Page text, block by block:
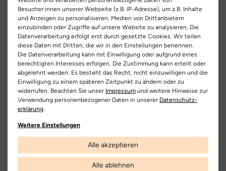
leicht gepolsterte Schaftabschluss bietet zusätzlichen Komfort.
Ein besonderes Highlight ist der Naturino Sand Effect, der die
natürliche Situation beim Laufen im Meeressand nachempfindet.
So unterstützt dieser Schuh optimal die Entwicklung des
Fußgewölbes und der Gelenke. Die herausnehmbare,
anatomische und antibakterielle Innensohle sorgt für Hygiene
und Komfort.
Dank der robusten, hochgezogenen Gummilaufsohle bietet
dieser Schuh sicheren Halt bei den ersten Schritten. Vertraue
kleinen Abenteurer.
Artikel-ID: 26789
Artikel-Nr.: 333600001
Schuhart: Schnürschuh/Klettschuh
Bezeichnung: Naturino Cocoon
Obermaterial: Glattleder
Innenfutter:
Decksohle: Leder
Laufsohle: Gummi
EU Verantwortlicher
Falc Spa
C.da San Domenico 24, 62012 Civitanova Marcha Alta (MC),
Italia
00390733790790
Hersteller
Naturino
Teilen
Kostenlose
Lieferung
Die Lieferung innerhalb Deutschlands
versandkostenfrei und erfolgt mit
DHL.
Wir verkaufen nur Origininalprodukte,
die direkt vom Hersteller bezogen
werden, in unseren Regalen liegen und
Besucher:innen unserer Webseite (z.B. IP-Adresse), um z.B. Inhalte
und Anzeigen zu personalisieren, Medien von Drittanbietern
einzubinden oder Zugriffe auf unsere Website zu analysieren. Die
Datenverarbeitung erfolgt erst durch gesetzte Cookies. Wir teilen
diese Daten mit Dritten, die wir in den Einstellungen benennen.
Die Datenverarbeitung kann mit Einwilligung oder aufgrund eines
berechtigten Interesses erfolgen. Die Zustimmung kann erteilt oder
abgelehnt werden. Es besteht das Recht, nicht einzuwilligen und die
Einwilligung zu einem späteren Zeitpunkt zu ändern oder zu
widerrufen. Beachten Sie unser Impressum und weitere Hinweise zur
Verwendung personenbezogener Daten in unserer Daten­schutz­
erklärung
Weitere Einstellungen
Alle akzeptieren
Alle ablehnen